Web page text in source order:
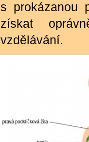
s prokázanou
získat
vzdělávání.